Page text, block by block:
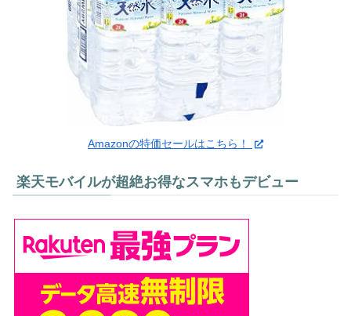
Amazonの特価セールはこちら！
楽天モバイルが超絶お得なスマホもデビュー